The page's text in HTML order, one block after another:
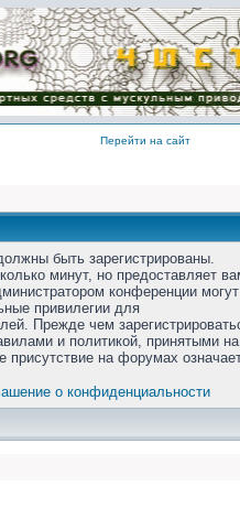
Перейти на сайт
быть зарегистрированы.
минут, но предоставляет
конференции
привилегии для
Прежде чем
и политикой, принятыми на
на форумах
о конфиденциальности